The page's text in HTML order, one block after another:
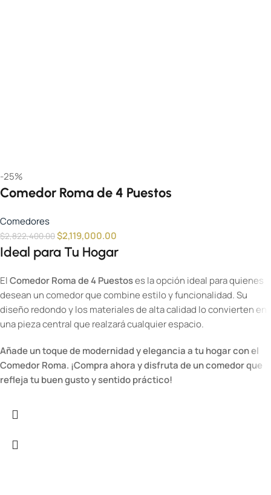
-25%
Comedor Roma de 4 Puestos
Comedores
$2,822,400.00$2,119,000.00
Ideal para Tu Hogar
ElComedor Roma de 4 Puestoses la opción ideal para quienes
desean un comedor que combine estilo y funcionalidad. Su
diseño redondo y los materiales de alta calidad lo convierten en
una pieza central que realzará cualquier espacio.
Añade un toque de modernidad y elegancia a tu hogar con el
Comedor Roma. ¡Compra ahora y disfruta de un comedor que
refleja tu buen gusto y sentido práctico!